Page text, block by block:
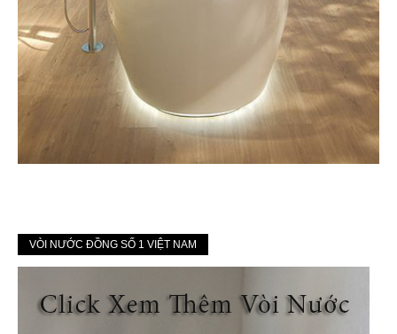
VÒI NƯỚC ĐỒNG SỐ 1 VIỆT NAM